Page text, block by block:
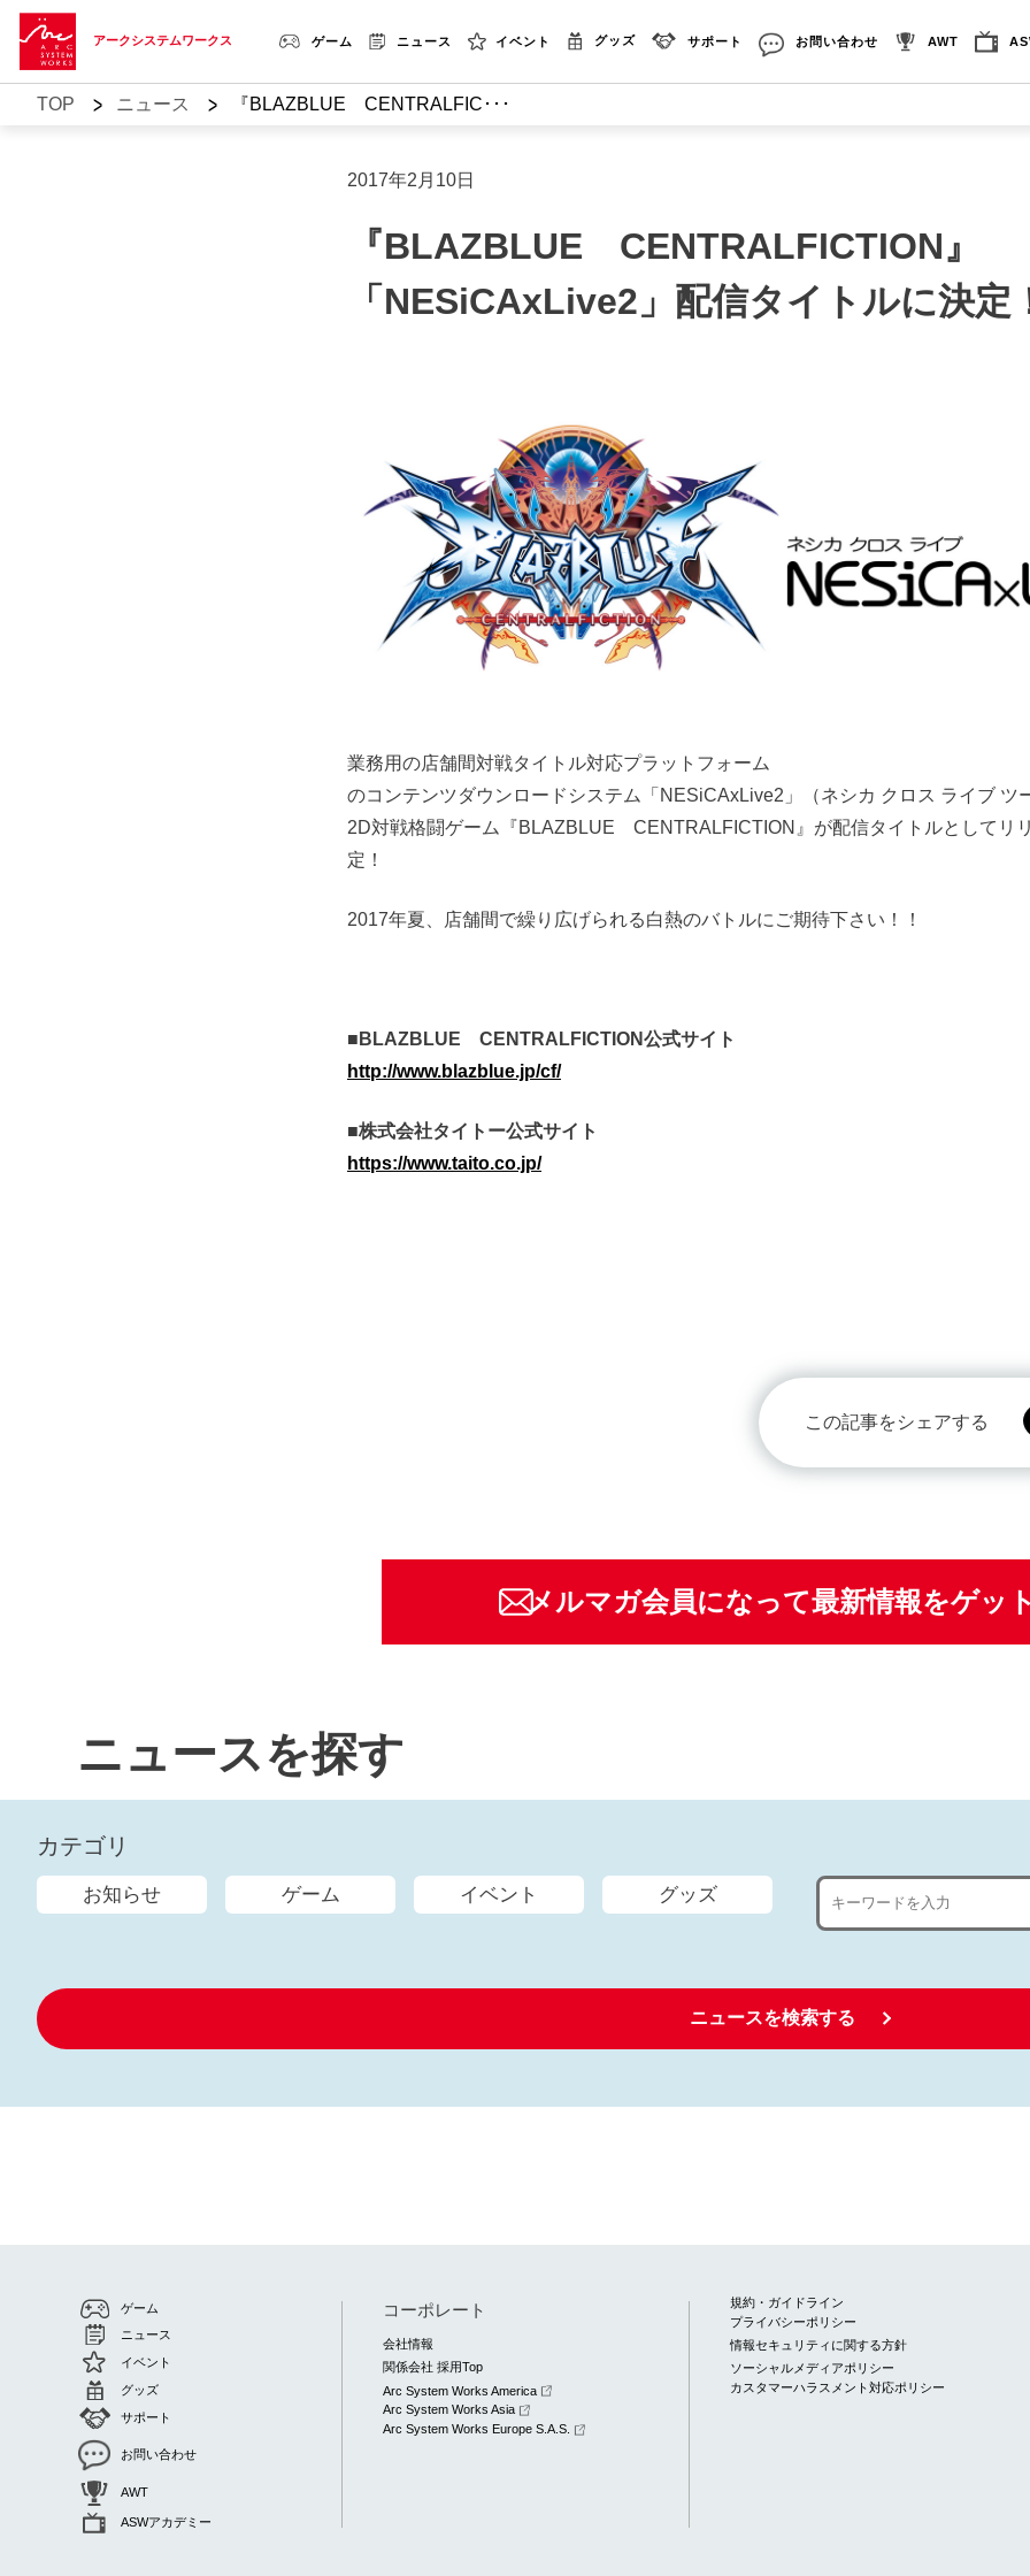
アークシステムワークス ゲーム ニュース イベント グッズ サポート お問い合わせ AWT
TOP > ニュース > 『BLAZBLUE CENTRALFIC･･･
2017年2月10日
『BLAZBLUE CENTRALFICTION』
「NESiCAxLive2」配信タイトルに決定
業務用の店舗間対戦タイトル対応プラットフォーム
のコンテンツダウンロードシステム「NESiCAxLive2」（ネシカ クロス ライブ ツ
2D対戦格闘ゲーム『BLAZBLUE CENTRALFICTION』が配信タイトルとしてリ
定！
2017年夏、店舗間で繰り広げられる白熱のバトルにご期待下さい！！
■BLAZBLUE CENTRALFICTION公式サイト
http://www.blazblue.jp/cf/
■株式会社タイトー公式サイト
https://www.taito.co.jp/
この記事をシェアする
メルマガ会員になって最新情報をゲッ
ニュースを探す
カテゴリ
お知らせ ゲーム イベント グッズ
ニュースを検索する
ゲーム
ニュース
イベント
グッズ
サポート
お問い合わせ
AWT
ASWアカデミー
コーポレート
会社情報
関係会社 採用Top
Arc System Works America
Arc System Works Asia
Arc System Works Europe S.A.S.
規約・ガイドライン
プライバシーポリシー
情報セキュリティに関する方針
ソーシャルメディアポリシー
カスタマーハラスメント対応ポリシー